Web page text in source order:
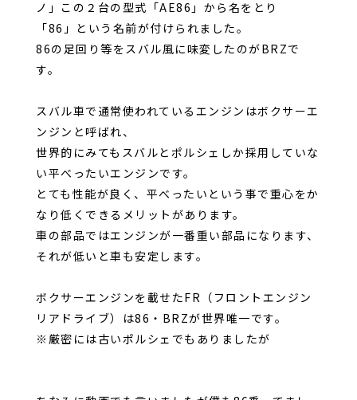
ノ」この２台の型式「AE86」から名をとり
「86」という名前が付けられました。
86の足回り等をスバル風に味変したのがBRZで
す。
スバル車で通常使われているエンジンはボクサーエ
ンジンと呼ばれ、
世界的にみてもスバルとポルシェしか採用していな
い平べったいエンジンです。
とても性能が良く、平べったいという事で重心をか
なり低くできるメリットがあります。
車の部品ではエンジンが一番重い部品になります、
それが低いと車も安定します。
ボクサーエンジンを載せたFR（フロントエンジン
リアドライブ）は86・BRZが世界唯一です。
※厳密には古いポルシェでもありましたが